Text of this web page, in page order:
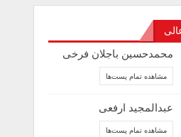
محمدحسین باجلان فرخی
مشاهده تمام پست‌ها
عبدالمجید ارفعی
مشاهده تمام پست‌ها